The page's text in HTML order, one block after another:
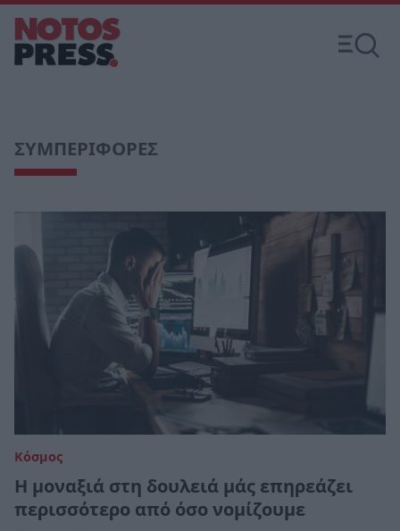
ΣΥΜΠΕΡΙΦΟΡΕΣ
Κόσμος
Η μοναξιά στη δουλειά μάς επηρεάζει
περισσότερο από όσο νομίζουμε